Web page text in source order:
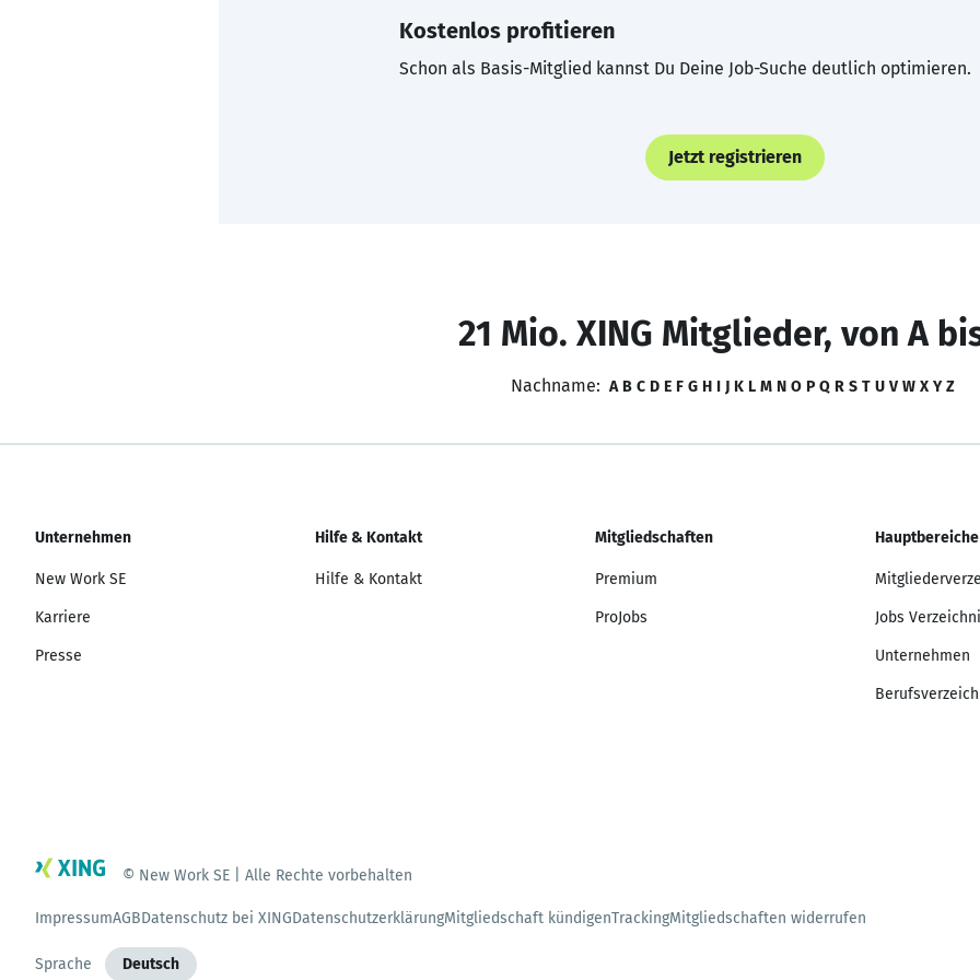
Kostenlos profitieren
Schon als Basis-Mitglied kannst Du Deine Job-Suche deutlich optimieren.
Jetzt registrieren
21 Mio. XING Mitglieder, von A
Nachname: A B C D E F G H I J K L M N O P Q R S T U V W X Y Z
Unternehmen
New Work SE
Karriere
Presse
Hilfe & Kontakt
Hilfe & Kontakt
Mitgliedschaften
Premium
ProJobs
Hauptbereiche
Jobs
Unternehmen
© New Work SE | Alle Rechte vorbehalten
ImpressumAGBDatenschutz bei XINGDatenschutzerklärungMitgliedschaft kündigenTrackingMitgliedschaften widerrufen
Sprache Deutsch